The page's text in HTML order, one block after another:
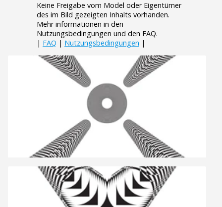
Keine Freigabe vom Model oder Eigentümer
des im Bild gezeigten Inhalts vorhanden.
Mehr informationen in den
Nutzungsbedingungen und den FAQ.
| FAQ | Nutzungsbedingungen |